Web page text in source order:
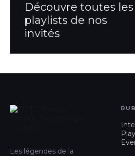
Découvre toutes les
playlists de nos
invités
Les légendes de la